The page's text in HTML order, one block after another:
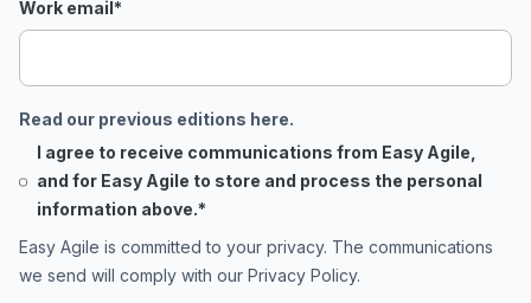
Work email*
Read our previous editions here.
I agree to receive communications from Easy Agile,
and for Easy Agile to store and process the personal
information above.*
Easy Agile is committed to your privacy. The communications
we send will comply with our Privacy Policy.